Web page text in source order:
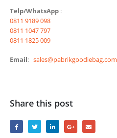
Telp/WhatsApp :
0811 9189 098
0811 1047 797
0811 1825 009
Email: sales@pabrikgoodiebag.com
Share this post